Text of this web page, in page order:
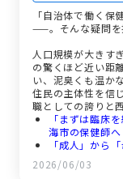
「自治体で働く保
——。そんな疑問
人口規模が大きす
の驚くほど近い距
い、泥臭くも温か
住民の主体性を信
職としての誇りと
「まずは臨床
海市の保健師へ
「成人」から
「相手の声を
さと醍醐味
2026/06/03